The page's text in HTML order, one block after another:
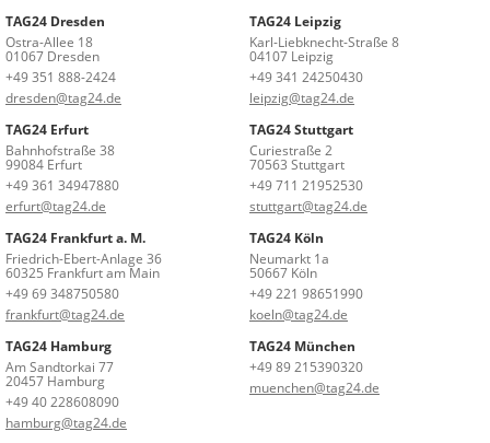
TAG24 Dresden
Ostra-Allee 18
01067 Dresden
+49 351 888-2424
dresden@tag24.de
TAG24 Leipzig
Karl-Liebknecht-Straße 8
04107 Leipzig
+49 341 24250430
leipzig@tag24.de
TAG24 Erfurt
Bahnhofstraße 38
99084 Erfurt
+49 361 34947880
erfurt@tag24.de
TAG24 Stuttgart
Curiestraße 2
70563 Stuttgart
+49 711 21952530
stuttgart@tag24.de
TAG24 Frankfurt a. M.
Friedrich-Ebert-Anlage 36
60325 Frankfurt am Main
+49 69 348750580
frankfurt@tag24.de
TAG24 Köln
Neumarkt 1a
50667 Köln
+49 221 98651990
koeln@tag24.de
TAG24 Hamburg
Am Sandtorkai 77
20457 Hamburg
+49 40 228608090
hamburg@tag24.de
TAG24 München
+49 89 215390320
muenchen@tag24.de